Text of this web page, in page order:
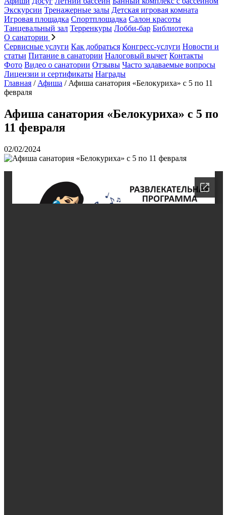
Экскурсии Тренажерные залы Детская игровая комната
Игровая площадка Спортплощадка Салон красоты
Танцевальный зал Терренкуры Лобби-бар Библиотека
О санатории
Сервисные услуги Как добраться Конгресс-услуги Новости и
статьи Питание в санатории Налоговый вычет Контакты
Фото Видео о санатории Отзывы Часто задаваемые вопросы
Лицензии и сертификаты Награды
Главная / Афиша / Афиша санатория «Белокуриха» с 5 по 11
февраля
Афиша санатория «Белокуриха» с 5 по
11 февраля
02/02/2024